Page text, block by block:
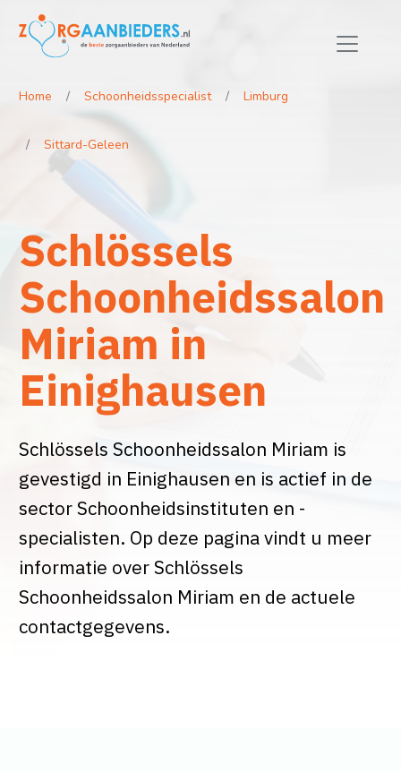
Home Schoonheidsspecialist Limburg
Sittard-Geleen
Schlössels
Schoonheidssalon
Miriam in
Einighausen
Schlössels Schoonheidssalon Miriam is
gevestigd in Einighausen en is actief in de
sector Schoonheidsinstituten en -
specialisten. Op deze pagina vindt u meer
informatie over Schlössels
Schoonheidssalon Miriam en de actuele
contactgegevens.